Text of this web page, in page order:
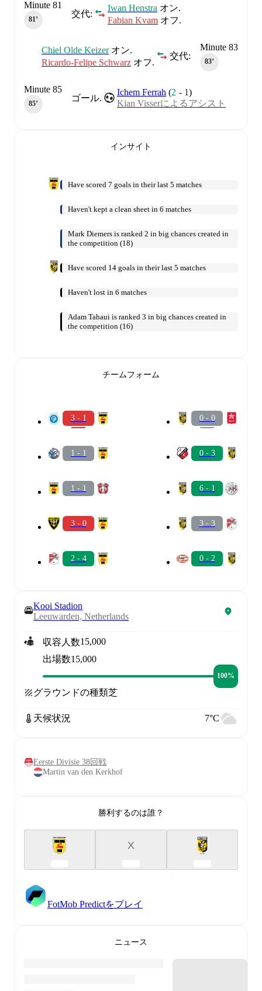
交代:
Iwan Henstra オン.
Fabian Kvam オフ.
Minute 81
81‎’‎
Minute 83
83‎’‎
交代:
Chiel Olde Keizerオン.
Ricardo-Felipe Schwarz オフ.
ゴール.
Ichem Ferrah (2 - 1)
Kian Visserによるアシスト
Minute 85
85‎’‎
インサイト
Have scored 7 goals in their last 5 matches
Haven't kept a clean sheet in 6 matches
Mark Diemers is ranked 2 in big chances created in
the competition (18)
Have scored 14 goals in their last 5 matches
Haven't lost in 6 matches
Adam Tahaui is ranked 3 in big chances created in
the competition (16)
チームフォーム
3 - 1
1 - 1
1 - 1
3 - 0
2 - 4
0 - 0
0 - 3
6 - 1
3 - 3
0 - 2
Kooi Stadion
Leeuwarden, Netherlands
収容人数15,000
出場数15,000
100%
グラウンドの種類芝
天候状況 7°C
Eerste Divisie 38回戦
Martin van den Kerkhof
勝利するのは誰？
X
FotMob Predictをプレイ
ニュース